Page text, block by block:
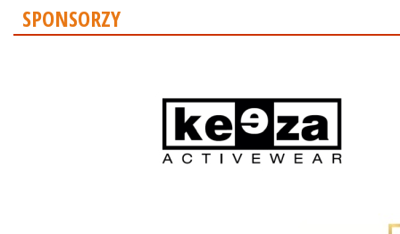
SPONSORZY